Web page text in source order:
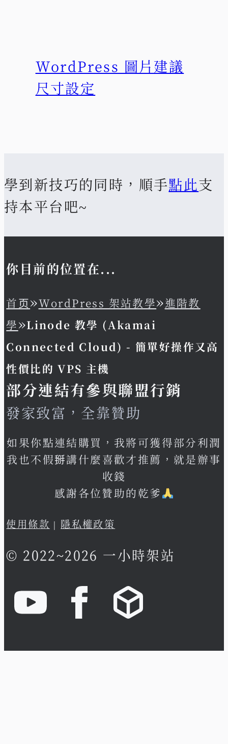
WordPress 圖片建議
尺寸設定
學到新技巧的同時，順手點此支
持本平台吧~
你目前的位置在...
首页»WordPress 架站教學»進階教
學»Linode 教學 (Akamai
Connected Cloud) - 簡單好操作又高
性價比的 VPS 主機
部分連結有參與聯盟行銷
發家致富，全靠贊助
如果你點連結購買，我將可獲得部分利潤
我也不假掰講什麼喜歡才推薦，就是辦事
收錢
感謝各位贊助的乾爹
使用條款 | 隱私權政策
© 2022~2026 一小時架站